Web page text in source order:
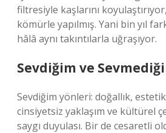
filtresiyle kaşlarını
kömürle yapılmış. Yani bin yıl
hâlâ aynı takıntılarla uğraşıyor.
Sevdiğim ve
Sevdiğim yönleri: doğallık, estetik
cinsiyetsiz yaklaşım ve kültürel
saygı duyulası. Bir de cesaretli